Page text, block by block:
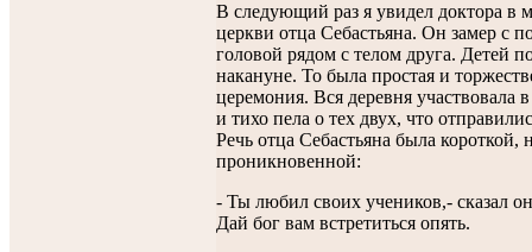
В следующий раз я увидел доктора в
церкви отца Себастьяна. Он замер с
головой рядом с телом друга. Детей
накануне. То была простая и
церемония. Вся деревня участвовала
и тихо пела о тех двух, что
Речь отца Себастьяна была короткой,
проникновенной:
- Ты любил своих учеников,- сказал
Дай бог вам встретиться опять.